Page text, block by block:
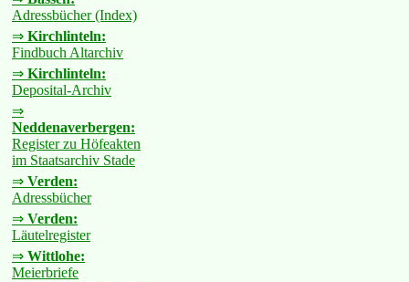
Adressbücher (Index)
⇒ Kirchlinteln:
Findbuch Altarchiv
⇒ Kirchlinteln:
Deposital-Archiv
⇒
Neddenaverbergen:
Register zu Höfeakten
im Staatsarchiv Stade
⇒ Verden:
Adressbücher
⇒ Verden:
Läutelregister
⇒ Wittlohe:
Meierbriefe